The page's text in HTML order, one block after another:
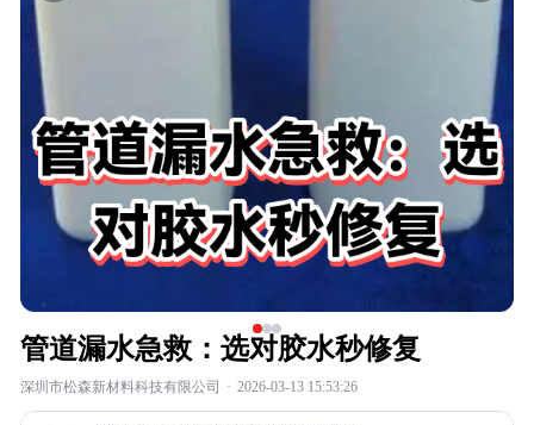
管道漏水急救：选对胶水秒修复
深圳市松森新材料科技有限公司 · 2026-03-13 15:53:26